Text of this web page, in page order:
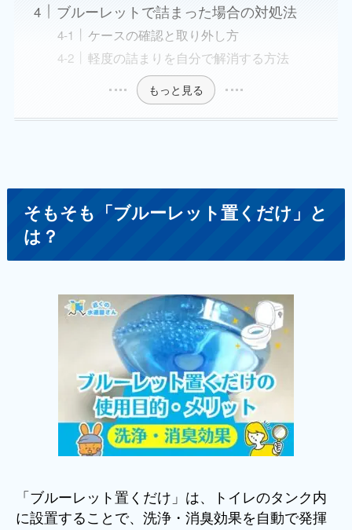
ブルーレットで詰まった場合の対処法
ケースの確認と取り外し方
軽度の詰まりを自分で解消する方法
もっと見る
そもそも「ブルーレット置くだけ」と
は？
「ブルーレット置くだけ」は、トイレのタンク内
に設置することで、洗浄・消臭効果を自動で発揮